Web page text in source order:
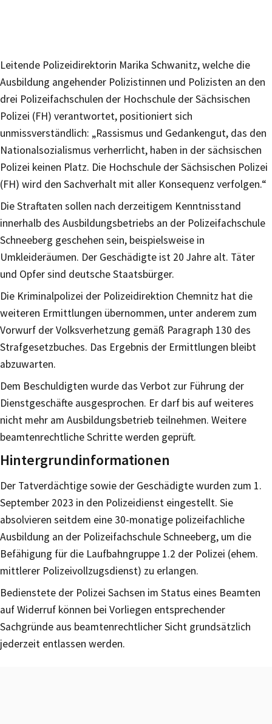
Leitende Polizeidirektorin Marika Schwanitz, welche die
Ausbildung angehender Polizistinnen und Polizisten an den
drei Polizeifachschulen der Hochschule der Sächsischen
Polizei (FH) verantwortet, positioniert sich
unmissverständlich: „Rassismus und Gedankengut, das den
Nationalsozialismus verherrlicht, haben in der sächsischen
Polizei keinen Platz. Die Hochschule der Sächsischen Polizei
(FH) wird den Sachverhalt mit aller Konsequenz verfolgen.“
Die Straftaten sollen nach derzeitigem Kenntnisstand
innerhalb des Ausbildungsbetriebs an der Polizeifachschule
Schneeberg geschehen sein, beispielsweise in
Umkleideräumen. Der Geschädigte ist 20 Jahre alt. Täter
und Opfer sind deutsche Staatsbürger.
Die Kriminalpolizei der Polizeidirektion Chemnitz hat die
weiteren Ermittlungen übernommen, unter anderem zum
Vorwurf der Volksverhetzung gemäß Paragraph 130 des
Strafgesetzbuches. Das Ergebnis der Ermittlungen bleibt
abzuwarten.
Dem Beschuldigten wurde das Verbot zur Führung der
Dienstgeschäfte ausgesprochen. Er darf bis auf weiteres
nicht mehr am Ausbildungsbetrieb teilnehmen. Weitere
beamtenrechtliche Schritte werden geprüft.
Hintergrundinformationen
Der Tatverdächtige sowie der Geschädigte wurden zum 1.
September 2023 in den Polizeidienst eingestellt. Sie
absolvieren seitdem eine 30-monatige polizeifachliche
Ausbildung an der Polizeifachschule Schneeberg, um die
Befähigung für die Laufbahngruppe 1.2 der Polizei (ehem.
mittlerer Polizeivollzugsdienst) zu erlangen.
Bedienstete der Polizei Sachsen im Status eines Beamten
auf Widerruf können bei Vorliegen entsprechender
Sachgründe aus beamtenrechtlicher Sicht grundsätzlich
jederzeit entlassen werden.